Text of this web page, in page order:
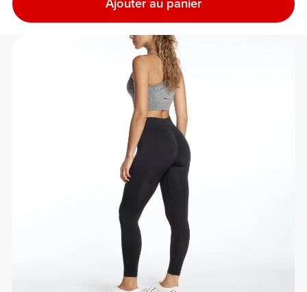
Ajouter au panier